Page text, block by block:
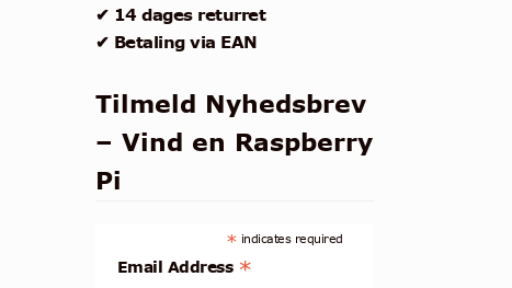
✔ 14 dages returret
✔ Betaling via EAN
Tilmeld Nyhedsbrev
– Vind en Raspberry
Pi
* indicates required
Email Address *